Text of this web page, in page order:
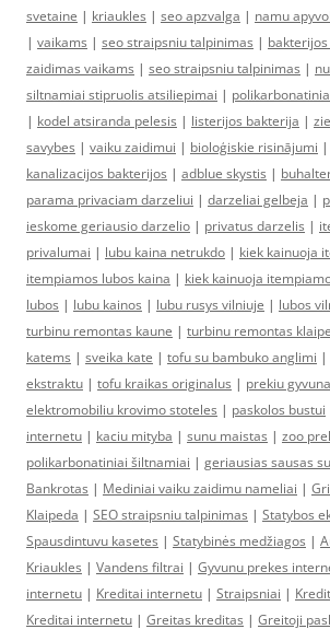
svetaine | kriaukles | seo apzvalga | namu
| vaikams | seo straipsniu talpinimas |
zaidimas vaikams | seo straipsniu talpinimas |
siltnamiai stipruolis atsiliepimai |
| kodel atsiranda pelesis | listerijos bakterija |
savybes | vaiku zaidimui | bioloģiskie risinājumi |
kanalizacijos bakterijos | adblue skystis |
parama privaciam darzeliui | darzeliai gelbeja |
ieskome geriausio darzelio | privatus darzelis |
privalumai | lubu kaina netrukdo | kiek kainuoja
itempiamos lubos kaina | kiek kainuoja
lubos | lubu kainos | lubu rusys vilniuje | lubos
turbinu remontas kaune | turbinu remontas
katems | sveika kate | tofu su bambuko anglimi |
ekstraktu | tofu kraikas originalus | prekiu
elektromobiliu krovimo stoteles | paskolos bustui
internetu | kaciu mityba | sunu maistas | zoo
polikarbonatiniai šiltnamiai | geriausias sausas
Bankrotas | Mediniai vaiku zaidimu nameliai |
Klaipeda | SEO straipsniu talpinimas | Statybos
Spausdintuvu kasetes | Statybinės medžiagos |
Kriaukles | Vandens filtrai | Gyvunu prekes
internetu | Kreditai internetu | Straipsniai |
Kreditai internetu | Greitas kreditas | Greitoji